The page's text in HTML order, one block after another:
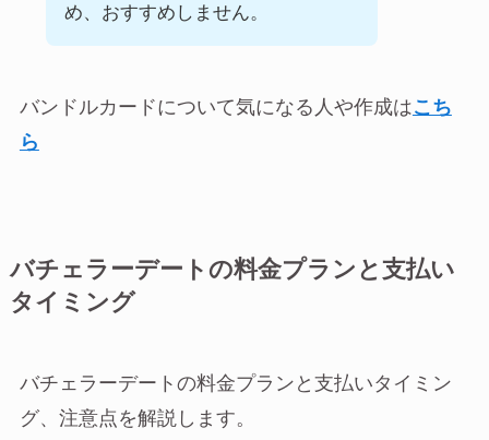
め、おすすめしません。
バンドルカードについて気になる人や作成はこち
ら
バチェラーデートの料金プランと支払い
タイミング
バチェラーデートの料金プランと支払いタイミン
グ、注意点を解説します。